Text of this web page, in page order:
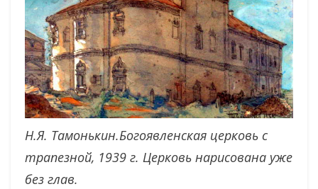
Н.Я. Тамонькин.Богоявленская церковь с
трапезной, 1939 г. Церковь нарисована уже
без глав.